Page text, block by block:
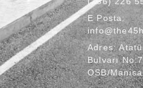
E Posta:
Adres:
Bulvarı No:7
OSB/Manisa